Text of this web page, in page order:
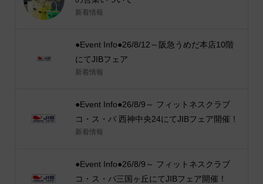
新着情報
●Event Info●26/8/12～阪急うめだ本店10階
にてJIBフェア
新着情報
●Event Info●26/8/9～ フィットネスクラブ
コ・ス・パ 西神中央24にてJIBフェア開催！
新着情報
●Event Info●26/8/9～ フィットネスクラブ
コ・ス・パ三国ヶ丘にてJIBフェア開催！